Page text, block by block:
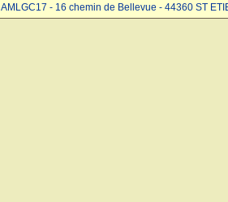
AMLGC17 - 16 chemin de Bellevue - 44360 ST